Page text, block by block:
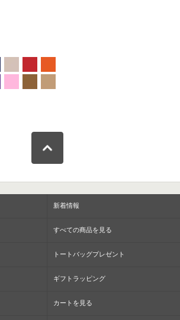
新着情報
すべての商品を見る
トートバッグプレゼント
ギフトラッピング
カートを見る